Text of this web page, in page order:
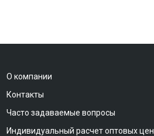
О компании
Контакты
Часто задаваемые вопросы
Индивидуальный расчет оптовых цен